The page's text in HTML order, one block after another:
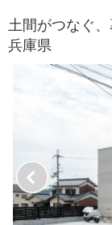
土間がつなぐ
兵庫県